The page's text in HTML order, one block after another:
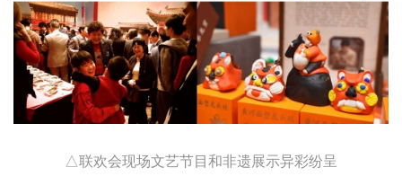
△联欢会现场文艺节目和非遗展示异彩纷呈